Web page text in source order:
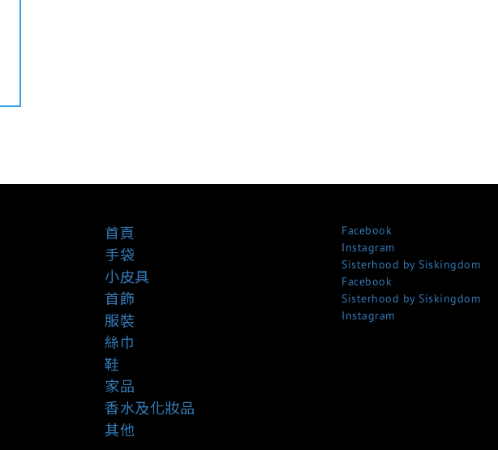
首頁
手袋
小皮具
首飾
服裝
絲巾
鞋
家品
香水及化妝品
其他
Facebook
Instagram
Sisterhood by Siskingdom
Facebook
Sisterhood by Siskingdom
Instagram